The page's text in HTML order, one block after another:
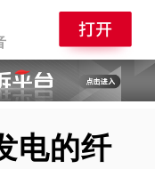
电的纤